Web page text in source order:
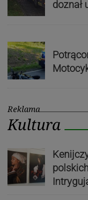
doznał
Reklama
Kultura